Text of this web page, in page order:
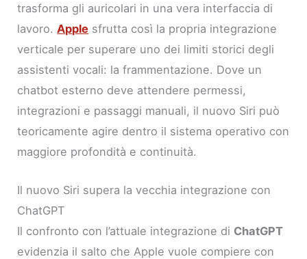
trasforma gli auricolari in una vera interfaccia di
lavoro.Apple sfrutta così la propria integrazione
verticale per superare uno dei limiti storici degli
assistenti vocali: la frammentazione. Dove un
chatbot esterno deve attendere permessi,
integrazioni e passaggi manuali, il nuovo Siri può
teoricamente agire dentro il sistema operativo con
maggiore profondità e continuità.
Il nuovo Siri supera la vecchia integrazione con
ChatGPT
Il confronto con l’attuale integrazione di ChatGPT
evidenzia il salto che Apple vuole compiere con